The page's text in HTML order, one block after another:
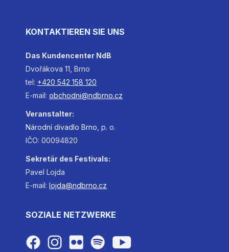
KONTAKTIEREN SIE UNS
Das Kundencenter NdB
Dvořákova 11, Brno
tel: +420 542 158 120
E-mail: obchodni@ndbrno.cz
Veranstalter:
Národní divadlo Brno, p. o.
IČO: 00094820
Sekretär des Festivals:
Pavel Lojda
E-mail: lojda@ndbrno.cz
SOZIALE NETZWERKE